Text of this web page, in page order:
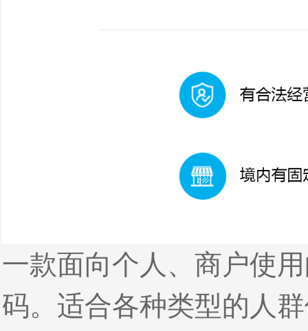
一款面向个人、商户使
码。适合各种类型的人